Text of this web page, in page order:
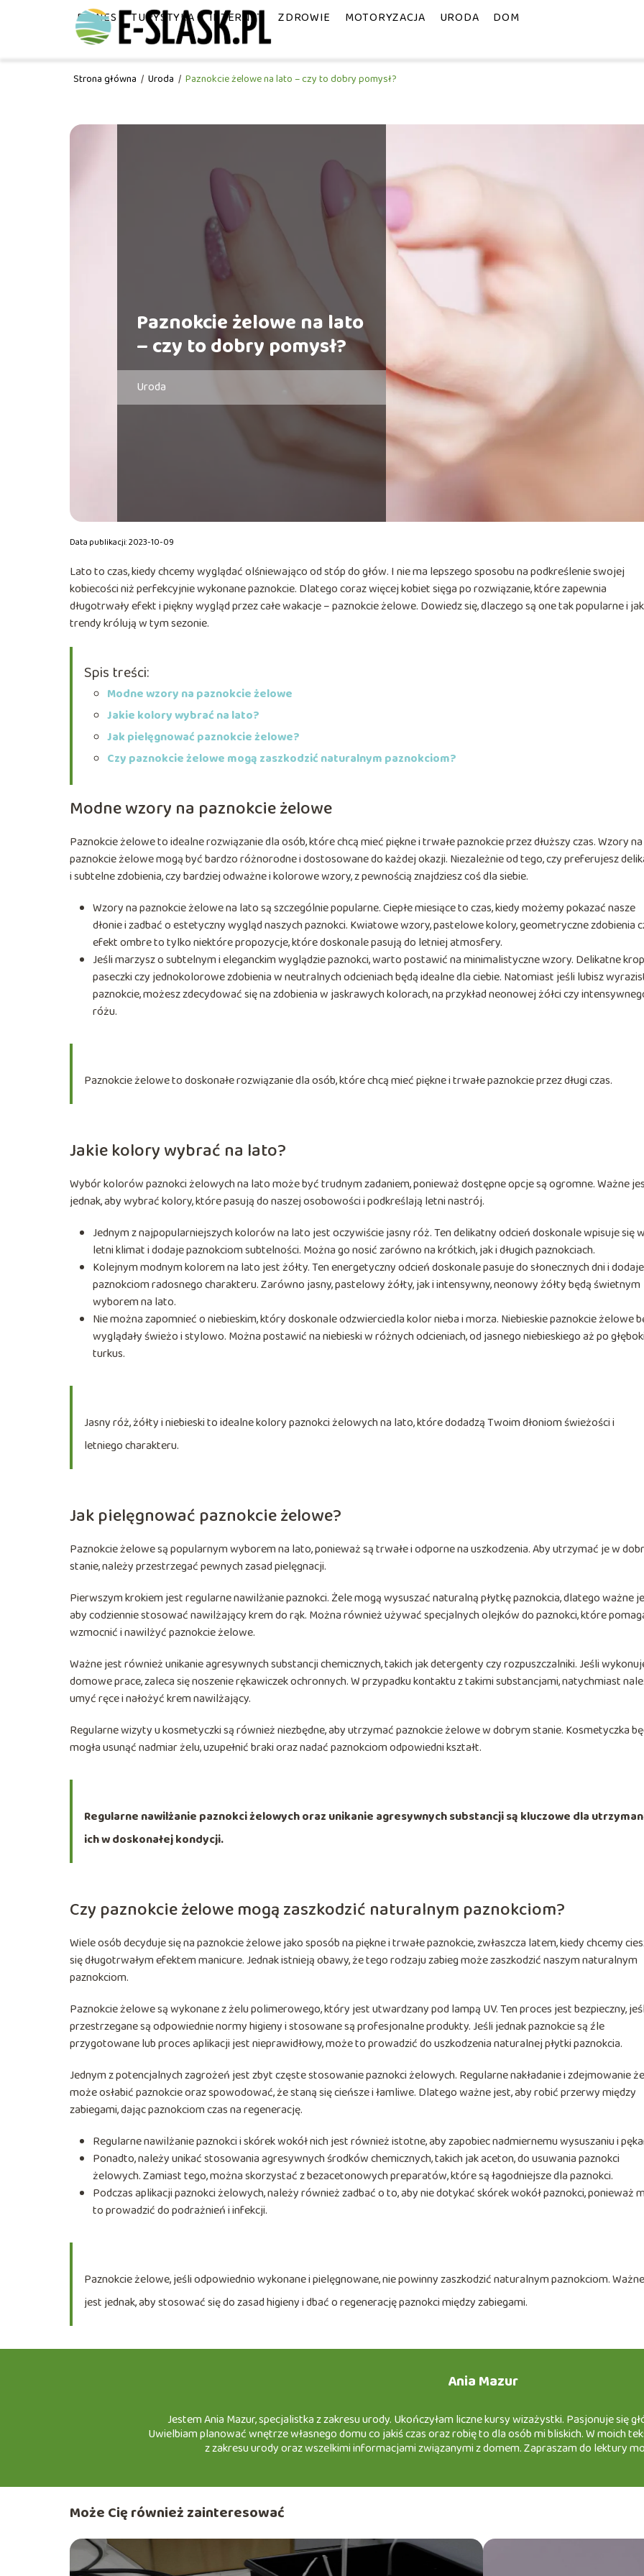
BIZNES TURYSTYKA INTERNET ZDROWIE MOTORYZACJA URODA DOM
Strona główna / Uroda / Paznokcie żelowe na lato – czy to dobry pomysł?
Paznokcie żelowe na lato
– czy to dobry pomysł?
Uroda
Data publikacji: 2023-10-09
Lato to czas, kiedy chcemy wyglądać olśniewająco od stóp do głów. I nie ma lepszego sposobu na podkreślenie swojej
kobiecości niż perfekcyjnie wykonane paznokcie. Dlatego coraz więcej kobiet sięga po rozwiązanie, które zapewnia
długotrwały efekt i piękny wygląd przez całe wakacje – paznokcie żelowe. Dowiedz się, dlaczego są one tak popularne i
trendy królują w tym sezonie.
Spis treści:
Modne wzory na paznokcie żelowe
Jakie kolory wybrać na lato?
Jak pielęgnować paznokcie żelowe?
Czy paznokcie żelowe mogą zaszkodzić naturalnym paznokciom?
Modne wzory na paznokcie żelowe
Paznokcie żelowe to idealne rozwiązanie dla osób, które chcą mieć piękne i trwałe paznokcie przez dłuższy czas. Wzory na
paznokcie żelowe mogą być bardzo różnorodne i dostosowane do każdej okazji. Niezależnie od tego, czy preferujesz
i subtelne zdobienia, czy bardziej odważne i kolorowe wzory, z pewnością znajdziesz coś dla siebie.
Wzory na paznokcie żelowe na lato są szczególnie popularne. Ciepłe miesiące to czas, kiedy możemy pokazać nasze
dłonie i zadbać o estetyczny wygląd naszych paznokci. Kwiatowe wzory, pastelowe kolory, geometryczne zdobienia
efekt ombre to tylko niektóre propozycje, które doskonale pasują do letniej atmosfery.
Jeśli marzysz o subtelnym i eleganckim wyglądzie paznokci, warto postawić na minimalistyczne wzory. Delikatne
paseczki czy jednokolorowe zdobienia w neutralnych odcieniach będą idealne dla ciebie. Natomiast jeśli lubisz
paznokcie, możesz zdecydować się na zdobienia w jaskrawych kolorach, na przykład neonowej żółci czy
różu.
Paznokcie żelowe to doskonałe rozwiązanie dla osób, które chcą mieć piękne i trwałe paznokcie przez długi czas.
Jakie kolory wybrać na lato?
Wybór kolorów paznokci żelowych na lato może być trudnym zadaniem, ponieważ dostępne opcje są ogromne. Ważne
jednak, aby wybrać kolory, które pasują do naszej osobowości i podkreślają letni nastrój.
Jednym z najpopularniejszych kolorów na lato jest oczywiście jasny róż. Ten delikatny odcień doskonale wpisuje się w
letni klimat i dodaje paznokciom subtelności. Można go nosić zarówno na krótkich, jak i długich paznokciach.
Kolejnym modnym kolorem na lato jest żółty. Ten energetyczny odcień doskonale pasuje do słonecznych dni i dodaje
paznokciom radosnego charakteru. Zarówno jasny, pastelowy żółty, jak i intensywny, neonowy żółty będą świetnym
wyborem na lato.
Nie można zapomnieć o niebieskim, który doskonale odzwierciedla kolor nieba i morza. Niebieskie paznokcie żelowe
wyglądały świeżo i stylowo. Można postawić na niebieski w różnych odcieniach, od jasnego niebieskiego aż po głęboki
turkus.
Jasny róż, żółty i niebieski to idealne kolory paznokci żelowych na lato, które dodadzą Twoim dłoniom świeżości i
letniego charakteru.
Jak pielęgnować paznokcie żelowe?
Paznokcie żelowe są popularnym wyborem na lato, ponieważ są trwałe i odporne na uszkodzenia. Aby utrzymać je w
stanie, należy przestrzegać pewnych zasad pielęgnacji.
Pierwszym krokiem jest regularne nawilżanie paznokci. Żele mogą wysuszać naturalną płytkę paznokcia, dlatego ważne
aby codziennie stosować nawilżający krem do rąk. Można również używać specjalnych olejków do paznokci, które
wzmocnić i nawilżyć paznokcie żelowe.
Ważne jest również unikanie agresywnych substancji chemicznych, takich jak detergenty czy rozpuszczalniki. Jeśli
domowe prace, zaleca się noszenie rękawiczek ochronnych. W przypadku kontaktu z takimi substancjami, natychmiast
umyć ręce i nałożyć krem nawilżający.
Regularne wizyty u kosmetyczki są również niezbędne, aby utrzymać paznokcie żelowe w dobrym stanie. Kosmetyczka
mogła usunąć nadmiar żelu, uzupełnić braki oraz nadać paznokciom odpowiedni kształt.
Regularne nawilżanie paznokci żelowych oraz unikanie agresywnych substancji są kluczowe dla
ich w doskonałej kondycji.
Czy paznokcie żelowe mogą zaszkodzić naturalnym paznokciom?
Wiele osób decyduje się na paznokcie żelowe jako sposób na piękne i trwałe paznokcie, zwłaszcza latem, kiedy chcemy
się długotrwałym efektem manicure. Jednak istnieją obawy, że tego rodzaju zabieg może zaszkodzić naszym naturalnym
paznokciom.
Paznokcie żelowe są wykonane z żelu polimerowego, który jest utwardzany pod lampą UV. Ten proces jest bezpieczny,
przestrzegane są odpowiednie normy higieny i stosowane są profesjonalne produkty. Jeśli jednak paznokcie są źle
przygotowane lub proces aplikacji jest nieprawidłowy, może to prowadzić do uszkodzenia naturalnej płytki paznokcia.
Jednym z potencjalnych zagrożeń jest zbyt częste stosowanie paznokci żelowych. Regularne nakładanie i zdejmowanie
może osłabić paznokcie oraz spowodować, że staną się cieńsze i łamliwe. Dlatego ważne jest, aby robić przerwy między
zabiegami, dając paznokciom czas na regenerację.
Regularne nawilżanie paznokci i skórek wokół nich jest również istotne, aby zapobiec nadmiernemu wysuszaniu i
Ponadto, należy unikać stosowania agresywnych środków chemicznych, takich jak aceton, do usuwania paznokci
żelowych. Zamiast tego, można skorzystać z bezacetonowych preparatów, które są łagodniejsze dla paznokci.
Podczas aplikacji paznokci żelowych, należy również zadbać o to, aby nie dotykać skórek wokół paznokci, ponieważ
to prowadzić do podrażnień i infekcji.
Paznokcie żelowe, jeśli odpowiednio wykonane i pielęgnowane, nie powinny zaszkodzić naturalnym paznokciom. Ważne
jest jednak, aby stosować się do zasad higieny i dbać o regenerację paznokci między zabiegami.
Ania Mazur
Jestem Ania Mazur, specjalistka z zakresu urody. Ukończyłam liczne kursy wizażystki. Pasjonuje się
Uwielbiam planować wnętrze własnego domu co jakiś czas oraz robię to dla osób mi bliskich. W moich
z zakresu urody oraz wszelkimi informacjami związanymi z domem. Zapraszam do lektury
Może Cię również zainteresować